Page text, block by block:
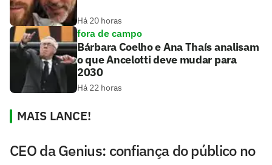
Há 20 horas
fora de campo
Bárbara Coelho e Ana Thaís analisam
o que Ancelotti deve mudar para
2030
Há 22 horas
MAIS LANCE!
CEO da Genius: confiança do público no